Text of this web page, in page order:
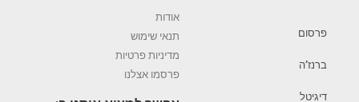
פרסום
ברנז’ה
דיגיטל
אודות
תנאי שימוש
מדיניות פרטיות
פרסמו אצלנו